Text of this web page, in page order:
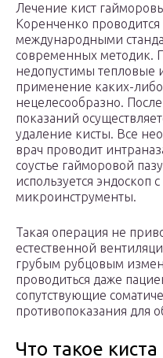
Лечение кист
Коренченко проводится
международными
современных методик.
недопустимы тепловые
применение каких-
нецелесообразно.
показаний
удаление кисты. Все
врач проводит
соустье гайморовой
используется эндоскоп
микроинструменты.
Такая операция не
естественной
грубым рубцовым
проводиться даже
сопутствующие
противопоказания для
Что такое киста